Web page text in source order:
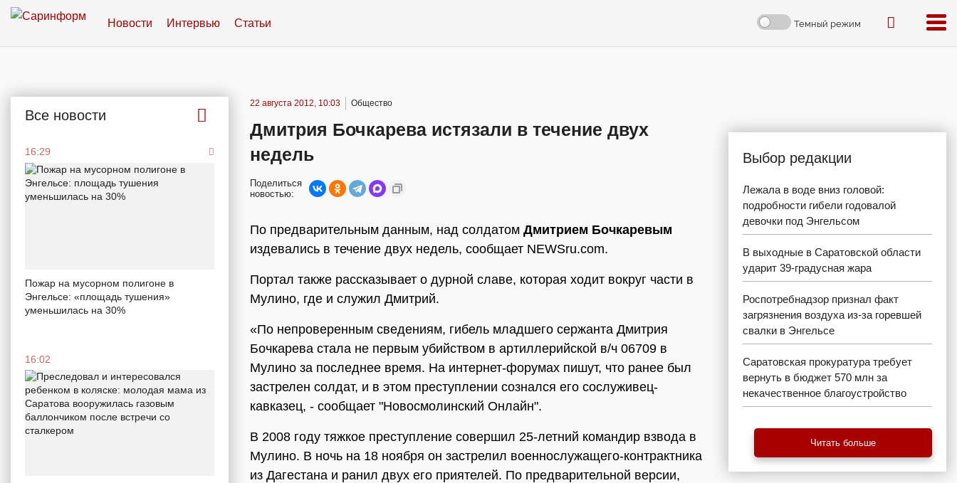
Новости Интервью Статьи Темный режим
Все новости
16:29
Пожар на мусорном полигоне в
Энгельсе: «площадь тушения»
уменьшилась на 30%
16:02
22 августа 2012, 10:03 Общество
Дмитрия Бочкарева истязали в течение двух
недель
Поделиться
новостью:
По предварительным данным, над солдатом Дмитрием Бочкаревым
издевались в течение двух недель, сообщает NEWSru.com.
Портал также рассказывает о дурной славе, которая ходит вокруг части в
Мулино, где и служил Дмитрий.
«По непроверенным сведениям, гибель младшего сержанта Дмитрия
Бочкарева стала не первым убийством в артиллерийской в/ч 06709 в
Мулино за последнее время. На интернет-форумах пишут, что ранее был
застрелен солдат, и в этом преступлении сознался его сослуживец-
кавказец, - сообщает "Новосмолинский Онлайн".
В 2008 году тяжкое преступление совершил 25-летний командир взвода в
Мулино. В ночь на 18 ноября он застрелил военнослужащего-контрактника
из Дагестана и ранил двух его приятелей. По предварительной версии,
Выбор редакции
Лежала в воде вниз головой:
подробности гибели годовалой
девочки под Энгельсом
В выходные в Саратовской области
ударит 39-градусная жара
Роспотребнадзор признал факт
загрязнения воздуха из-за горевшей
свалки в Энгельсе
Саратовская прокуратура требует
вернуть в бюджет 570 млн за
некачественное благоустройство
Читать больше